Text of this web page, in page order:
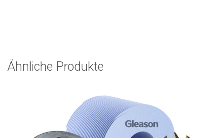
Ähnliche Produkte